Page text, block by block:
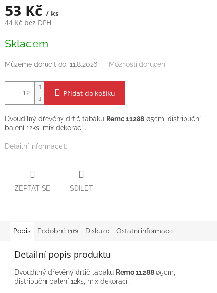
53 Kč / ks
44 Kč bez DPH
cena:
Skladem
Můžeme doručit do: 11.8.2026 Možnosti doručení
Přidat do košíku
Dvoudílný dřevěný drtič tabáku Remo 11288 ∅5cm, distribuční
balení 12ks, mix dekorací .
Detailní informace
ZEPTAT SE SDÍLET
Popis Podobné (16) Diskuze Ostatní informace
Detailní popis produktu
Dvoudílný dřevěný drtič tabáku Remo 11288 ∅5cm,
distribuční balení 12ks, mix dekorací .